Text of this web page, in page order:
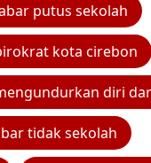
putus sekolah
kota cirebon
diri
tidak sekolah